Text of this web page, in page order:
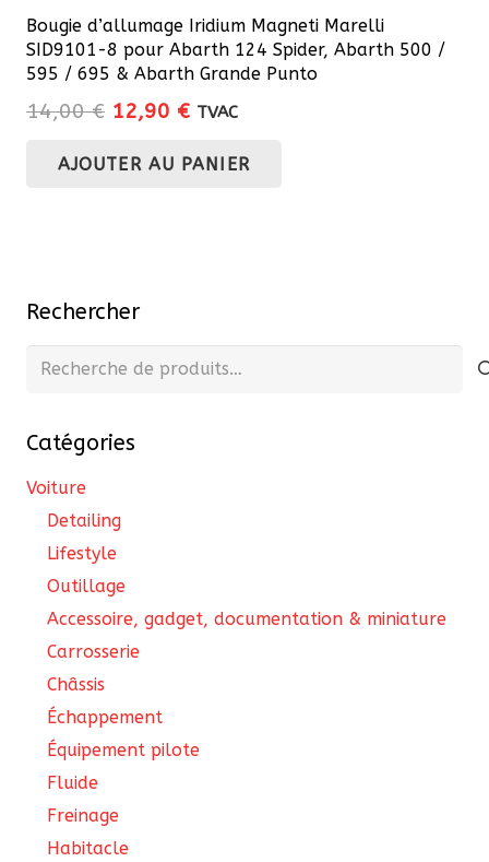
Bougie d’allumage Iridium Magneti Marelli
SID9101-8 pour Abarth 124 Spider, Abarth 500 /
595 / 695 & Abarth Grande Punto
14,00€ Le
initial
12,90 €Le
actuel
TVAC
AJOUTER AU PANIER
Rechercher
Recherche
Catégories
Voiture
Detailing
Lifestyle
Outillage
Accessoire, gadget, documentation & miniature
Carrosserie
Châssis
Échappement
Équipement pilote
Fluide
Freinage
Habitacle